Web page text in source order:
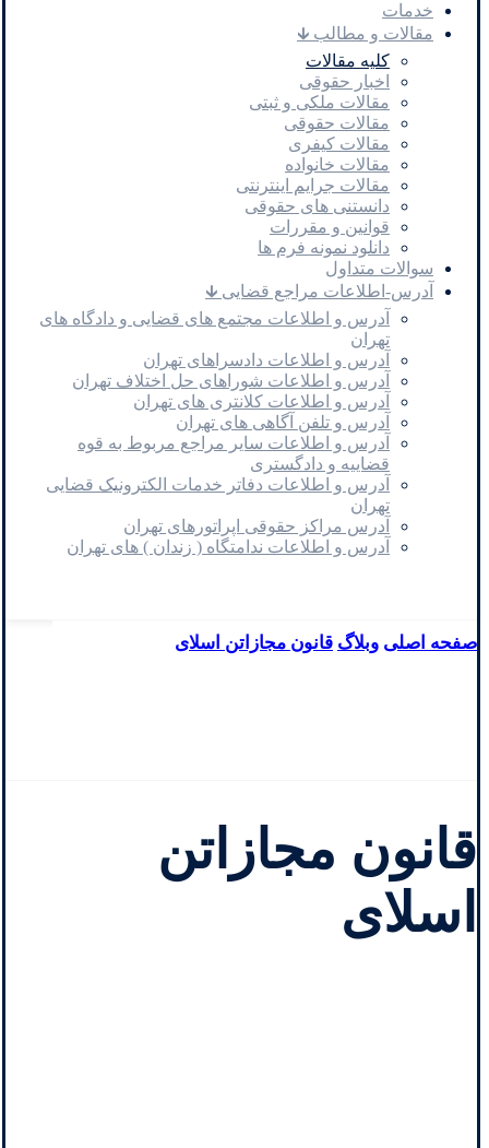
خدمات
مقالات و مطالب 🡳
کلیه مقالات
اخبار حقوقی
مقالات ملکی و ثبتی
مقالات حقوقی
مقالات کیفری
مقالات خانواده
مقالات جرایم اینترنتی
دانستنی های حقوقی
قوانین و مقررات
دانلود نمونه فرم ها
سوالات متداول
آدرس-اطلاعات مراجع قضایی 🡳
آدرس و اطلاعات مجتمع های قضایی و دادگاه های
تهران
آدرس و اطلاعات دادسراهای تهران
آدرس و اطلاعات شوراهای حل اختلاف تهران
آدرس و اطلاعات کلانتری های تهران
آدرس و تلفن آگاهی های تهران
آدرس و اطلاعات سایر مراجع مربوط به قوه
قضاییه و دادگستری
آدرس و اطلاعات دفاتر خدمات الکترونیک قضایی
تهران
آدرس مراکز حقوقی اپراتورهای تهران
آدرس و اطلاعات ندامتگاه ( زندان ) های تهران
صفحه اصلی وبلاگ قانون مجازاتن اسلای
قانون مجازاتن
اسلای